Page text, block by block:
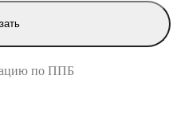
по ППБ